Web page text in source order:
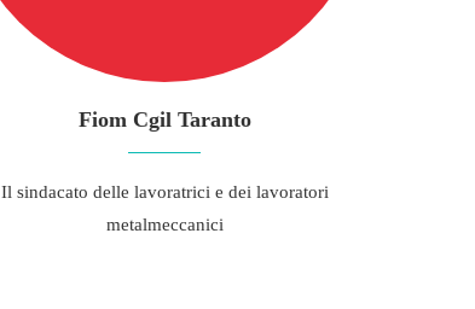
Fiom Cgil Taranto
Il sindacato delle lavoratrici e dei lavoratori
metalmeccanici